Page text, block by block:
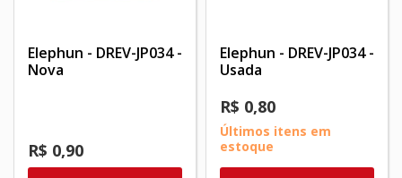
Elephun - DREV-JP034 -
Nova
R$ 0,90
Elephun - DREV-JP034 -
Usada
R$ 0,80
Últimos itens em
estoque